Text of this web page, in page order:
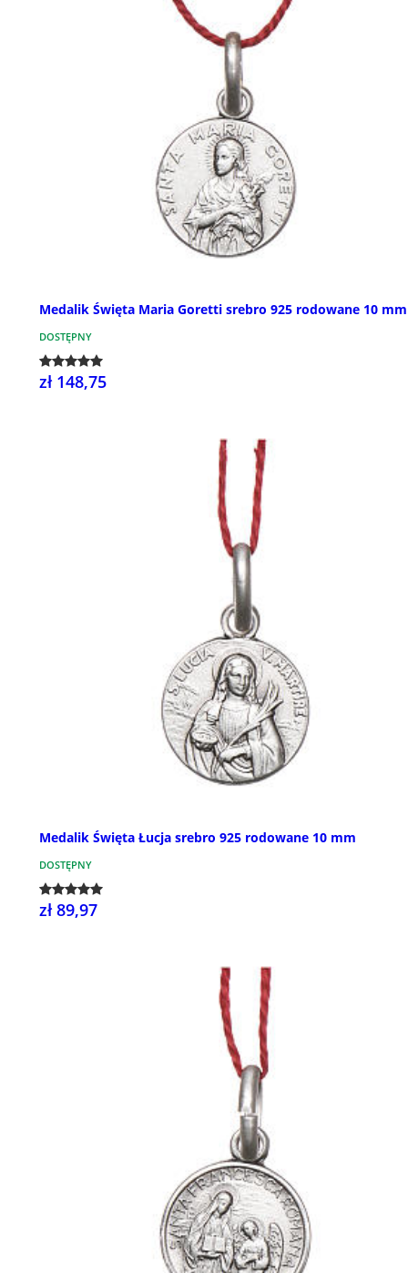
Medalik Święta Maria Goretti srebro 925 rodowane 10 mm
DOSTĘPNY
zł 148,75
Medalik Święta Łucja srebro 925 rodowane 10 mm
DOSTĘPNY
zł 89,97